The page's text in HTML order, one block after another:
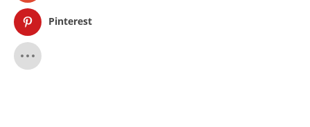
Pinterest